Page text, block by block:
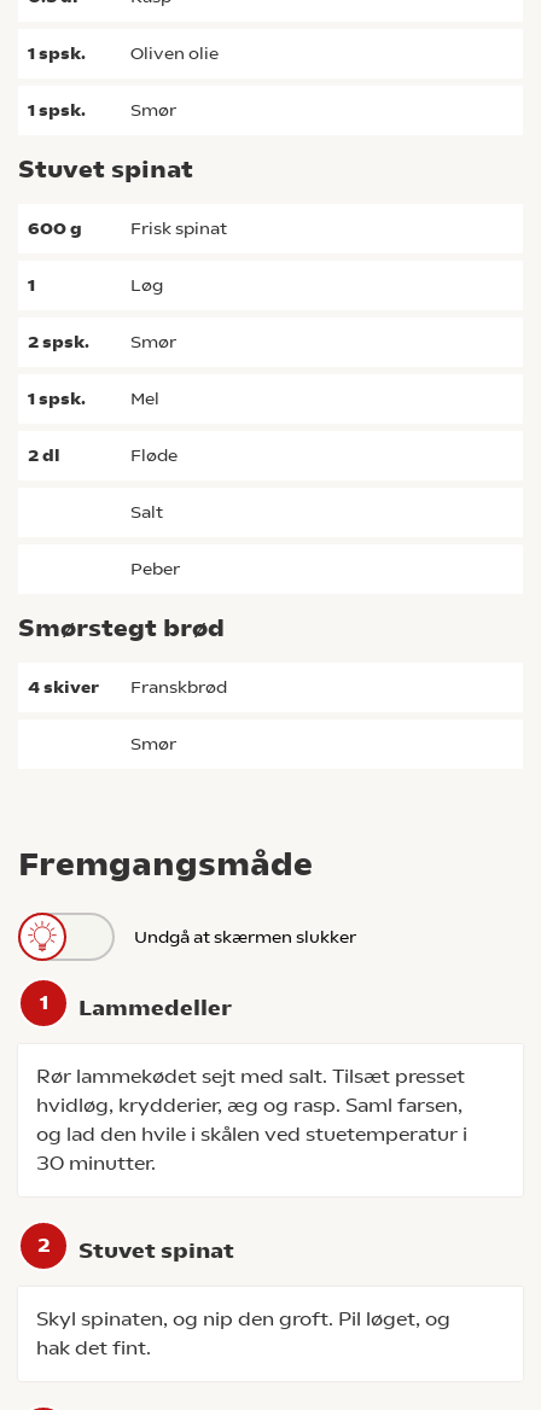
Fremgangsmåde
Undgå at skærmen slukker
Lammedeller
Rør lammekødet sejt med salt. Tilsæt presset
hvidløg, krydderier, æg og rasp. Saml farsen,
og lad den hvile i skålen ved stuetemperatur i
30 minutter.
Stuvet spinat
Skyl spinaten, og nip den groft. Pil løget, og
hak det fint.
1spsk. oliven olie
1spsk. smør
Stuvet spinat
600g frisk spinat
1 løg
2spsk. smør
1spsk. mel
2dl fløde
salt
peber
Smørstegt brød
4skiver franskbrød
smør